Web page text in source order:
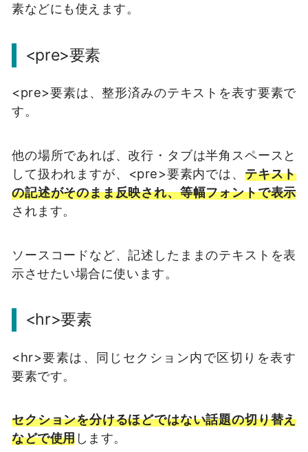
素などにも使えます。
<pre>要素
<pre>要素は、整形済みのテキストを表す要素で
す。
他の場所であれば、改行・タブは半角スペースと
して扱われますが、<pre>要素内では、 テキスト
の記述がそのまま反映され、等幅フォントで表示
されます。
ソースコードなど、記述したままのテキストを表
示させたい場合に使います。
<hr>要素
<hr>要素は、同じセクション内で区切りを表す
要素です。
セクションを分けるほどではない話題の切り替え
などで使用 します。